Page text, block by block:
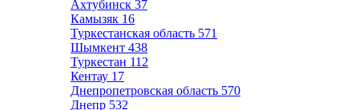
Ахтубинск 37
Камызяк 16
Туркестанская область 571
Шымкент 438
Туркестан 112
Кентау 17
Днепропетровская область 570
Днепр 532